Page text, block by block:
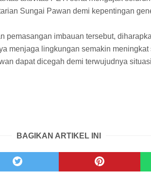
Sungai Pawan demi kepentingan
pemasangan imbauan tersebut,
menjaga lingkungan semakin meningkat
dapat dicegah demi terwujudnya
BAGIKAN ARTIKEL INI